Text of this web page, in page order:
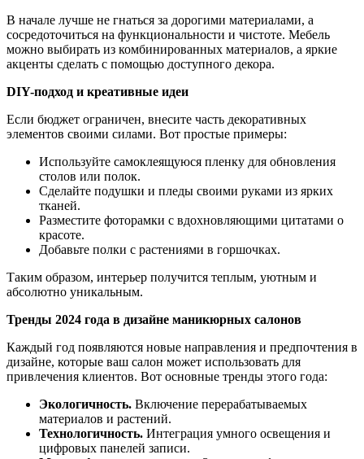
В начале лучше не гнаться за дорогими материалами, а
сосредоточиться на функциональности и чистоте. Мебель
можно выбирать из комбинированных материалов, а яркие
акценты сделать с помощью доступного декора.
DIY-подход и креативные идеи
Если бюджет ограничен, внесите часть декоративных
элементов своими силами. Вот простые примеры:
Используйте самоклеящуюся пленку для обновления
столов или полок.
Сделайте подушки и пледы своими руками из ярких
тканей.
Разместите фоторамки с вдохновляющими цитатами о
красоте.
Добавьте полки с растениями в горшочках.
Таким образом, интерьер получится теплым, уютным и
абсолютно уникальным.
Тренды 2024 года в дизайне маникюрных салонов
Каждый год появляются новые направления и предпочтения в
дизайне, которые ваш салон может использовать для
привлечения клиентов. Вот основные тренды этого года:
Экологичность. Включение перерабатываемых
материалов и растений.
Технологичность. Интеграция умного освещения и
цифровых панелей записи.